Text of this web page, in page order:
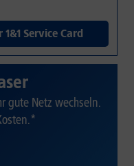
1&1 Service Card
gute Netz wechseln.